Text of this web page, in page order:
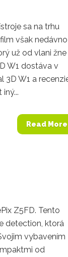
sa na trhu
však nedávno
už od vlani žne
W1 dostáva v
3D W1 a
Read More
Z5FD. Tento
detection, ktorá
vybavením
od